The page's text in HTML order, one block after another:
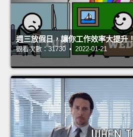
週三放假日，讓你工作效率大提升！
觀看次數：31730 • 2022-01-21